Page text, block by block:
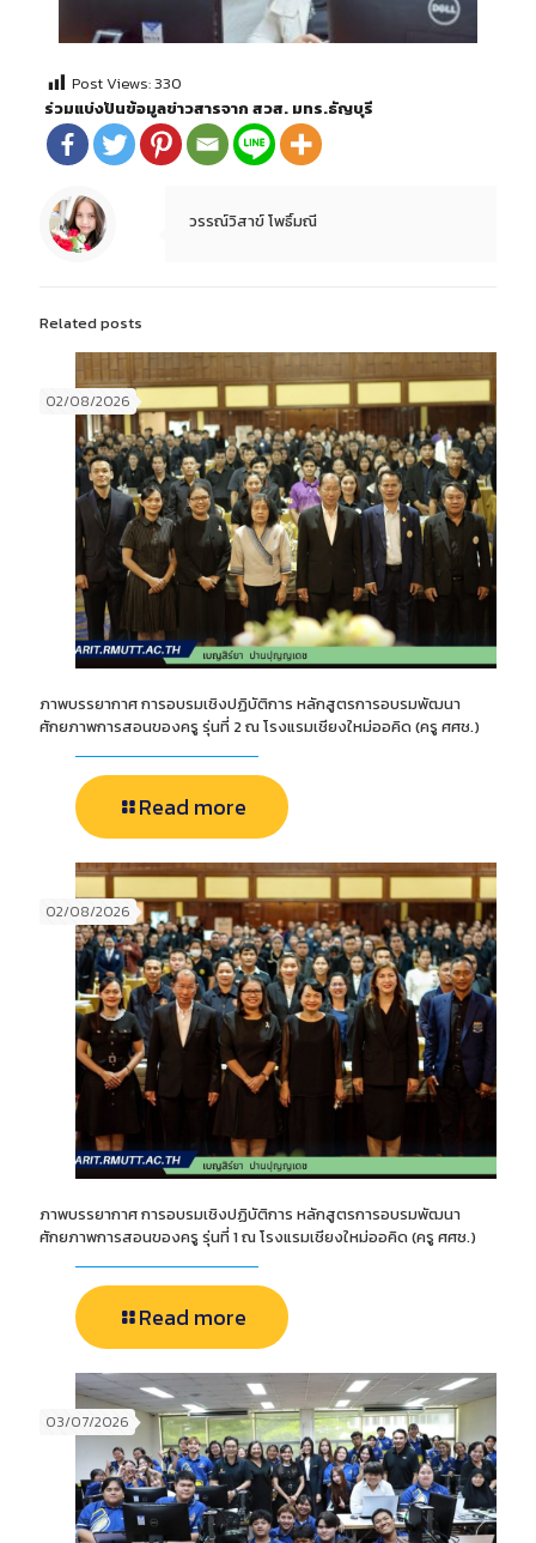
Post Views:330
ร่วมแบ่งปันข้อมูลข่าวสารจาก สวส. มทร.ธัญบุรี
วรรณ์วิสาข์ โพธิ์มณี
Related posts
02/08/2026
ภาพบรรยากาศ การอบรมเชิงปฏิบัติการ หลักสูตรการอบรมพัฒนา
ศักยภาพการสอนของครู รุ่นที่ 2 ณ โรงแรมเชียงใหม่ออคิด (ครู ศศช.)
Read more
02/08/2026
ภาพบรรยากาศ การอบรมเชิงปฏิบัติการ หลักสูตรการอบรมพัฒนา
ศักยภาพการสอนของครู รุ่นที่ 1 ณ โรงแรมเชียงใหม่ออคิด (ครู ศศช.)
Read more
03/07/2026